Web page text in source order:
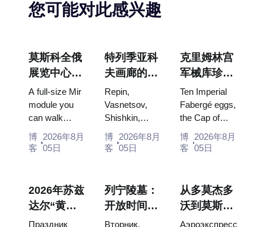
您可能对此感兴趣
莫斯科全俄
展览中心
“宇宙馆”：
俄罗斯最大
的太空展览
馆内景
A full-size Mir
module you
can walk
through, the
Energia–
descent
capsules and
120 pieces of
flight...
博
客
2026年8月
05日
特列季亚科
夫画廊的杰
作：值得为
此安排行程
的画作
Repin,
Vasnetsov,
Shishkin,
Vrubel, Serov
and Surikov
people, where
they hang,
and why
booking the...
博
客
2026年8月
05日
克里姆林宫
军械库珍
宝：法贝热
彩蛋、宝座
与加冕礼服
Ten Imperial
Fabergé eggs,
the Cap of
Monomakh,
the double
the coronation
dress of
Catherine...
博
客
2026年8月
05日
2026年苏兹
达尔“黄瓜
节”：门
Праздник
列宁陵墓：
开放时间、
入场和与克
Вторник,
从多莫杰多
沃到莫斯科
市中心：乘
Аэроэкспресс